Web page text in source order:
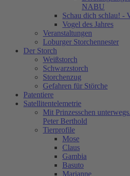
NABU
Schau dich schlau! -
Vogel des Jahres
Veranstaltungen
Loburger Storchennester
Der Storch
Weißstorch
Schwarzstorch
Storchenzug
Gefahren für Störche
Patentiere
Satellitentelemetrie
Mit Prinzesschen
Peter Berthold
Tierprofile
Mose
Claus
Gambia
Basuto
Marianne